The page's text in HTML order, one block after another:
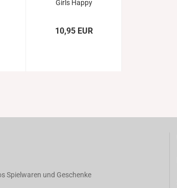
Girls Happy
10,95 EUR
Spielwaren und Geschenke